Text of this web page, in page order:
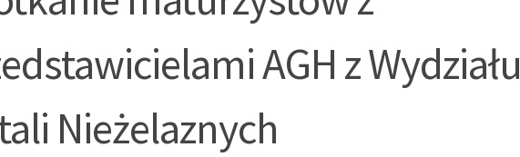
AGH z Wydziału
Nieżelaznych